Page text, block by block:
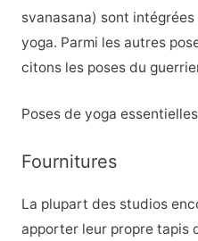
svanasana) sont
yoga. Parmi les autres
citons les poses du
Poses de yoga
Fournitures
La plupart des studios
apporter leur propre tapis